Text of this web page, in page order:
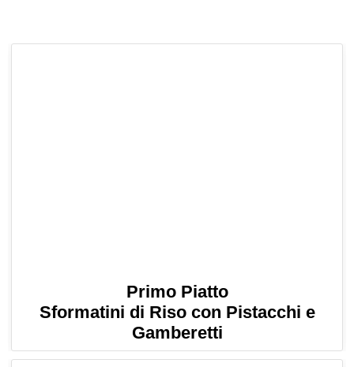
Primo Piatto
Sformatini di Riso con Pistacchi e
Gamberetti